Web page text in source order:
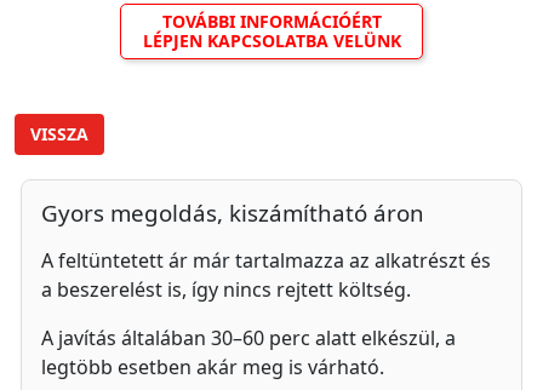
TOVÁBBI INFORMÁCIÓÉRT
LÉPJEN KAPCSOLATBA VELÜNK
VISSZA
Gyors megoldás, kiszámítható áron
A feltüntetett ár már tartalmazza az alkatrészt és
a beszerelést is, így nincs rejtett költség.
A javítás általában 30–60 perc alatt elkészül, a
legtöbb esetben akár meg is várható.